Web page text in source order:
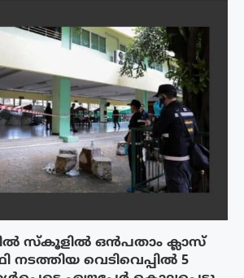
സ്കൂളിൽ ഒൻപതാം ക്ലാസ്
നടത്തിയ വെടിവെപ്പിൽ 5